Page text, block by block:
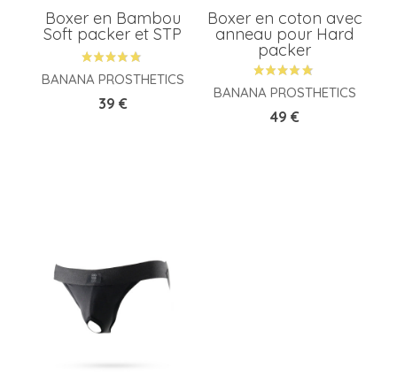
Boxer en Bambou
Soft packer et STP
BANANA PROSTHETICS
Prix
39 €
Boxer en coton avec
anneau pour Hard
packer
BANANA PROSTHETICS
Prix
49 €